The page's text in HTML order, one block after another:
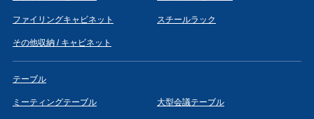
ファイリングキャビネット スチールラック
その他収納 / キャビネット
テーブル
ミーティングテーブル 大型会議テーブル